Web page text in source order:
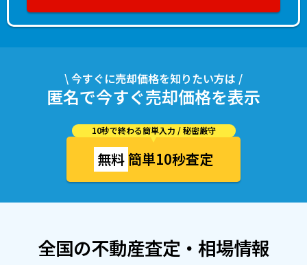
\ 今すぐに売却価格を知りたい方は /
匿名で今すぐ売却価格を表示
10秒で終わる簡単入力 / 秘密厳守
無料簡単10秒査定
全国の不動産査定・相場情報